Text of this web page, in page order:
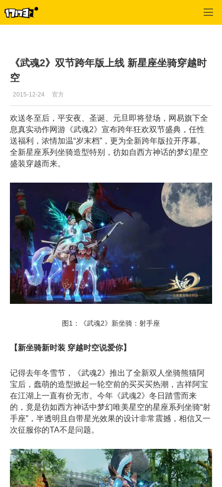
《武魂2》双节跨年版上线 新星座坐骑穿越时
空
2015-12-24 官方
欢送冬至后，平安夜、圣诞、元旦即将登场，网易旗下全
息真实动作网游《武魂2》宣布跨年狂欢双节盛典，任性
送福利，浓情加温“岁末档”，更为全新跨年版拉开序幕。
全新星座系列坐骑造型特别，彷如自西方神话的梦幻星空
盛装穿越而来。
图1：《武魂2》新坐骑：射手座
【新坐骑新时装 穿越时空说爱你】
记得去年冬雪节，《武魂2》推出了全新双人坐骑熊猫阿
宝后，蠢萌的造型掀起一轮空前的买买买热潮，吉祥阿宝
在江湖上一直有价无市。今年《武魂2》冬日踏雪而来
的，竟是彷如西方神话中梦幻唯美星空的星座系列坐骑“射
手座”，半透明且自带星光效果的设计非常震撼，相信又一
次征服你的TA不是问题。